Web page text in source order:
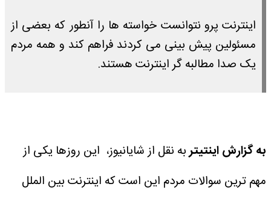
اینترنت پرو نتوانست خواسته ها را آنطور که بعضی از
مسئولین پیش بینی می کردند فراهم کند و همه مردم
یک صدا مطالبه گر اینترنت هستند.
به گزارش اینتیتربه نقل از شایانیوز، این روزها یکی از
مهم ترین سوالات مردم این است که اینترنت بین الملل